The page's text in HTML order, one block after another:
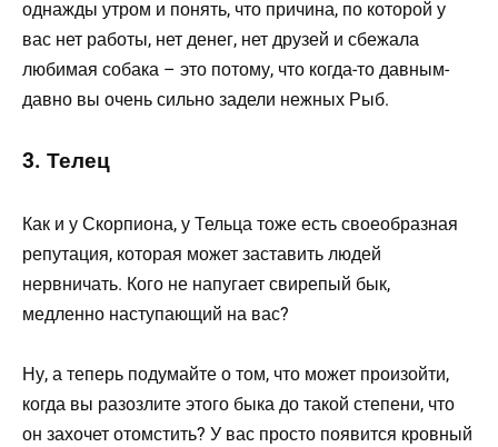
однажды утром и понять, что причина, по которой у
вас нет работы, нет денег, нет друзей и сбежала
любимая собака – это потому, что когда-то давным-
давно вы очень сильно задели нежных Рыб.
3. Телец
Как и у Скорпиона, у Тельца тоже есть своеобразная
репутация, которая может заставить людей
нервничать. Кого не напугает свирепый бык,
медленно наступающий на вас?
Ну, а теперь подумайте о том, что может произойти,
когда вы разозлите этого быка до такой степени, что
он захочет отомстить? У вас просто появится кровный